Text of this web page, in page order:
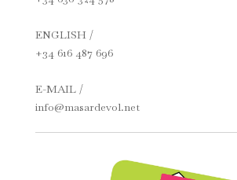
ENGLISH /
+34 616 487 696
E-MAIL /
info@masardevol.net